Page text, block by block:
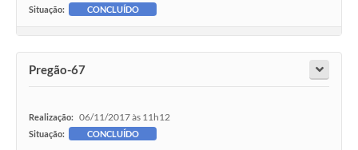
Situação: CONCLUÍDO
Pregão-67
Realização: 06/11/2017 às 11h12
Situação: CONCLUÍDO